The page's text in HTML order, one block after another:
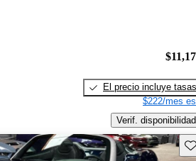
El precio incluye tasas
$222/mes
Verif. disponibilidad